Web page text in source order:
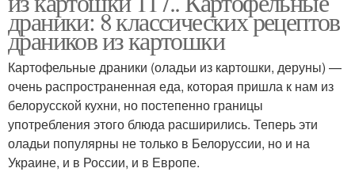
драники: 8 классических рецептов
драников из картошки
Картофельные драники (оладьи из картошки, деруны) —
очень распространенная еда, которая пришла к нам из
белорусской кухни, но постепенно границы
употребления этого блюда расширились. Теперь эти
оладьи популярны не только в Белоруссии, но и на
Украине, и в России, и в Европе.